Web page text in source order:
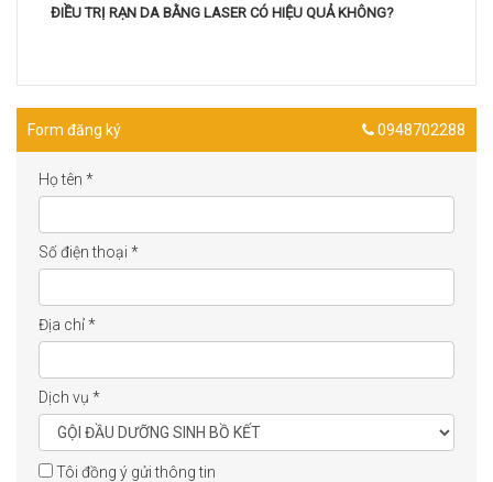
ĐIỀU TRỊ RẠN DA BẰNG LASER CÓ HIỆU QUẢ KHÔNG?
Form đăng ký 0948702288
Họ tên *
Số điện thoại *
Địa chỉ*
Dịch vụ *
Tôi đồng ý gửi thông tin